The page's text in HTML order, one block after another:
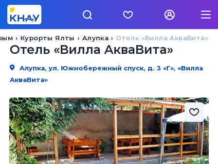
Отель «Вилла АкваВита»
Алупка
Курорты Ялты
Отель «Вилла АкваВита»
Алупка, ул. Южнобережный спуск, д. 3 «Г», «Вилла
АкваВита»